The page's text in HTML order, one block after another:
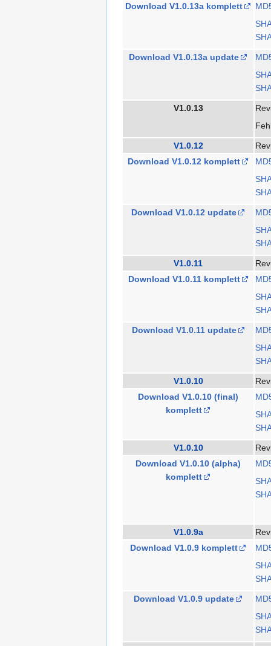
Download V1.0.13a komplett
Download V1.0.13a update
V1.0.13
V1.0.12
Download V1.0.12 komplett
Download V1.0.12 update
V1.0.11
Download V1.0.11 komplett
Download V1.0.11 update
V1.0.10
Download V1.0.10 (final)
komplett
V1.0.10
Download V1.0.10 (alpha)
komplett
V1.0.9a
Download V1.0.9 komplett
Download V1.0.9 update